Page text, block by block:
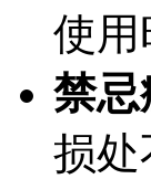
使用
禁忌
损处